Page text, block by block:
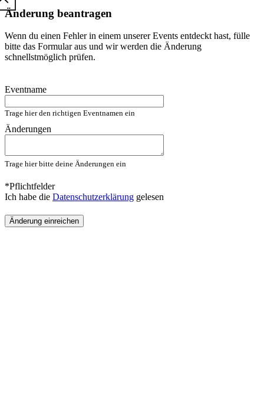
Änderung beantragen
Wenn du einen Fehler in einem unserer Events entdeckt hast, fülle
bitte das Formular aus und wir werden die Änderung
schnellstmöglich prüfen.
Eventname
Trage hier den richtigen Eventnamen ein
Änderungen
Trage hier bitte deine Änderungen ein
*Pflichtfelder
Ich habe die Datenschutzerklärung gelesen
Änderung einreichen